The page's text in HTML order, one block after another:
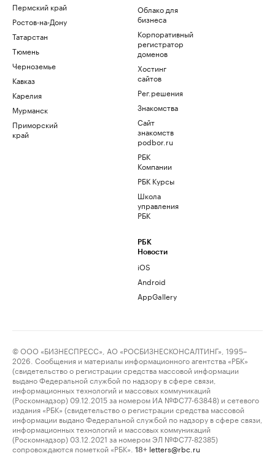
Пермский край
Ростов-на-Дону
Татарстан
Тюмень
Черноземье
Кавказ
Карелия
Мурманск
Приморский
край
Облако для
бизнеса
Корпоративный
регистратор
доменов
Хостинг
сайтов
Рег.решения
Знакомства
Сайт
знакомств
podbor.ru
РБК
Компании
РБК Курсы
Школа
управления
РБК
РБК
Новости
iOS
Android
AppGallery
© ООО «БИЗНЕСПРЕСС», АО «РОСБИЗНЕСКОНСАЛТИНГ», 1995–
2026. Сообщения и материалы информационного агентства «РБК»
(свидетельство о регистрации средства массовой информации
выдано Федеральной службой по надзору в сфере связи,
информационных технологий и массовых коммуникаций
(Роскомнадзор) 09.12.2015 за номером ИА №ФС77-63848) и сетевого
издания «РБК» (свидетельство о регистрации средства массовой
информации выдано Федеральной службой по надзору в сфере связи,
информационных технологий и массовых коммуникаций
(Роскомнадзор) 03.12.2021 за номером ЭЛ №ФС77-82385)
сопровождаются пометкой «РБК».
18+ letters@rbc.ru